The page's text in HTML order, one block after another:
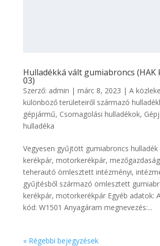
Hulladékká vált gumiabroncs (HAK
03)
Szerző: admin | márc 8, 2023 | A
különböző területeiről származó
gépjármű, Csomagolási hulladékok,
hulladéka
Vegyesen gyűjtött gumiabroncs hulladék
kerékpár, motorkerékpár,
teherautó ömlesztett intézményi,
gyűjtésből származó ömlesztett
kerékpár, motorkerékpár Egyéb adatok:
kód: W1501 Anyagáram megnevezés:...
« Régebbi bejegyzések